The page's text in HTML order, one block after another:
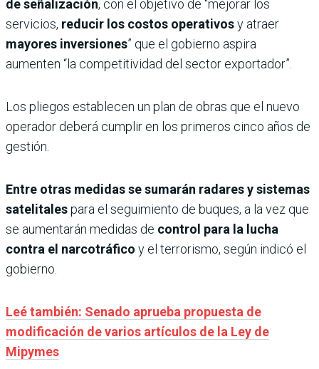
de señalización, con el objetivo de “mejorar los
servicios, reducir los costos operativosy atraer
mayores inversiones” que el gobierno aspira
aumenten “la competitividad del sector exportador”.
Los pliegos establecen un plan de obras que el nuevo
operador deberá cumplir en los primeros cinco años de
gestión.
Entre otras medidas se sumarán radares y sistemas
satelitalespara el seguimiento de buques, a la vez que
se aumentarán medidas de control para la lucha
contra el narcotráfico y el terrorismo, según indicó el
gobierno.
Leé también: Senado aprueba propuesta de
modificación de varios artículos de la Ley de
Mipymes